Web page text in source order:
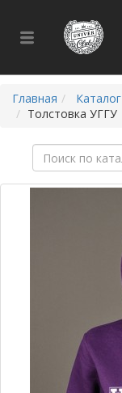
Главная Каталог
Толстовка УГГУ